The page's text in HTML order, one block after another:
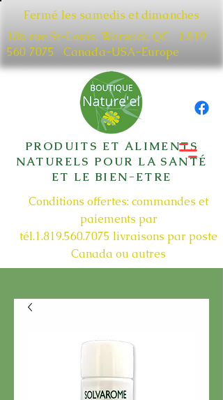
Fermé les samedis et dimanches
186 rue St-Louis, Warwick, QC​ 1.819
560 7075
Canada-USA-Europe
PRODUITS ET ALIMENTS
NATURELS POUR LA SANTÉ
ET LE BIEN-ETRE
Conditions offertes: commandes et
paiements par
tél.1.819.560.7075 livraisons par poste
Canada ou autres